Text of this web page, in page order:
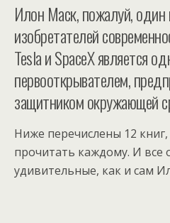
Илон Маск, пожалуй,
изобретателей
Tesla и SpaceX является
первооткрывателем,
защитником окружающей
Ниже перечислены 12
прочитать каждому. И все
удивительные, как и сам